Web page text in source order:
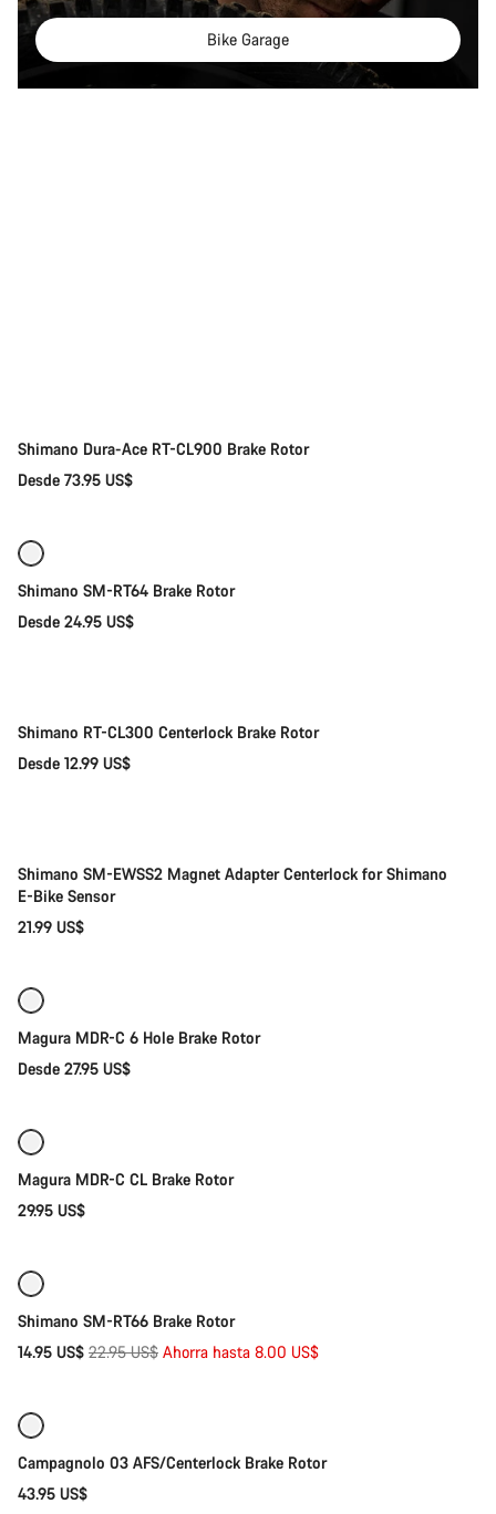
Bike Garage
Shimano Dura-Ace RT-CL900 Brake Rotor
Desde 73.95 US$
Shimano SM-RT64 Brake Rotor
Desde 24.95 US$
Shimano RT-CL300 Centerlock Brake Rotor
Desde 12.99 US$
Shimano SM-EWSS2 Magnet Adapter Centerlock for Shimano
E-Bike Sensor
21.99 US$
Magura MDR-C 6 Hole Brake Rotor
Desde 27.95 US$
Magura MDR-C CL Brake Rotor
29.95 US$
Shimano SM-RT66 Brake Rotor
14.95 US$ Precio
22.95 US$ Ahorra hasta 8.00 US$
Selección rápida
Campagnolo 03 AFS/Centerlock Brake Rotor
43.95 US$